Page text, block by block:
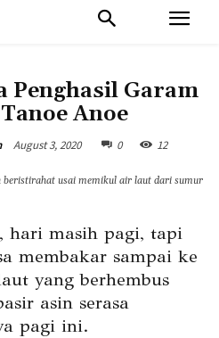
Penghasil Garam
Anoe
August 3, 2020 0 12
beristirahat usai memikul air laut dari sumur
hari masih pagi, tapi
membakar sampai ke
yang berhembus
asin serasa
pagi ini.